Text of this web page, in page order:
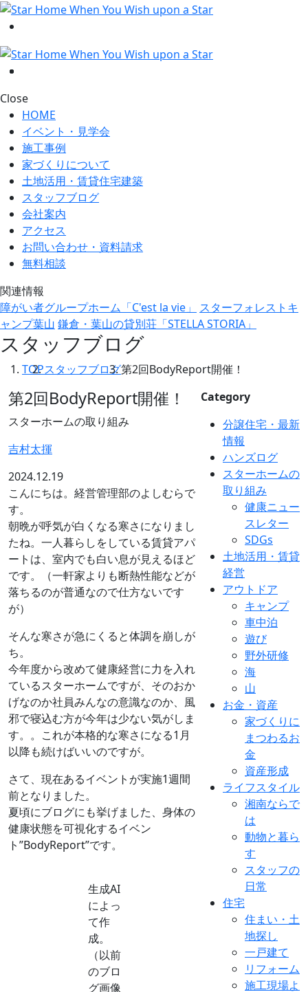
Close
HOME
イベント・見学会
施工事例
家づくりについて
土地活用・賃貸住宅建築
スタッフブログ
会社案内
アクセス
お問い合わせ・資料請求
無料相談
関連情報
障がい者グループホーム「C'est la vie」
スターフォレストキ
ャンプ葉山 鎌倉・葉山の貸別荘「STELLA STORIA」
スタッフブログ
TOPスタッフブログ第2回BodyReport開催！
第2回BodyReport開催！
スターホームの取り組み
吉村太揮
2024.12.19
こんにちは。経営管理部のよしむらで
す。
朝晩が呼気が白くなる寒さになりまし
たね。一人暮らしをしている賃貸アパ
ートは、室内でも白い息が見えるほど
です。（一軒家よりも断熱性能などが
落ちるのが普通なので仕方ないです
が）
そんな寒さが急にくると体調を崩しが
ち。
今年度から改めて健康経営に力を入れ
ているスターホームですが、そのおか
げなのか社員みんなの意識なのか、風
邪で寝込む方が今年は少ない気がしま
す。。これが本格的な寒さになる1月
以降も続けばいいのですが。
さて、現在あるイベントが実施1週間
前となりました。
夏頃にブログにも挙げました、身体の
健康状態を可視化するイベン
ト”BodyReport”です。
生成AI
によっ
て作
成。
（以前
のブロ
グ画像
Category
分譲住宅・最新
情報
ハンズログ
スターホームの
取り組み
健康ニュー
スレター
SDGs
土地活用・賃貸
経営
アウトドア
キャンプ
車中泊
遊び
野外研修
海
山
お金・資産
家づくりに
まつわるお
金
資産形成
ライフスタイル
湘南ならで
は
動物と暮ら
す
スタッフの
日常
住宅
住まい・土
地探し
一戸建て
リフォーム
施工現場よ